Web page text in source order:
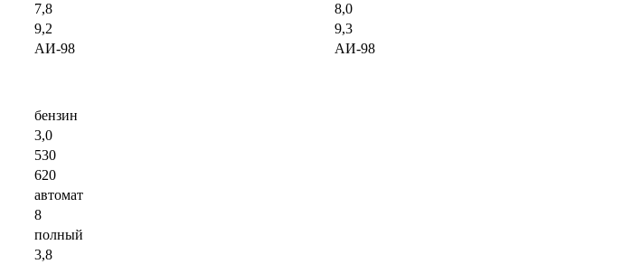
7,8
8,0
9,2
9,3
АИ-98 АИ-98
бензин
3,0
530
620
автомат
8
полный
3,8